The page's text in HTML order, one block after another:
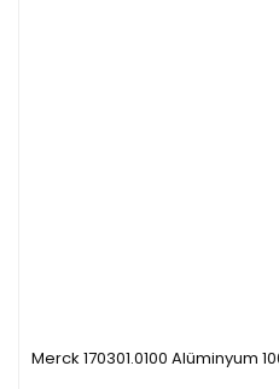
Merck 170301.0100 Alüminyum